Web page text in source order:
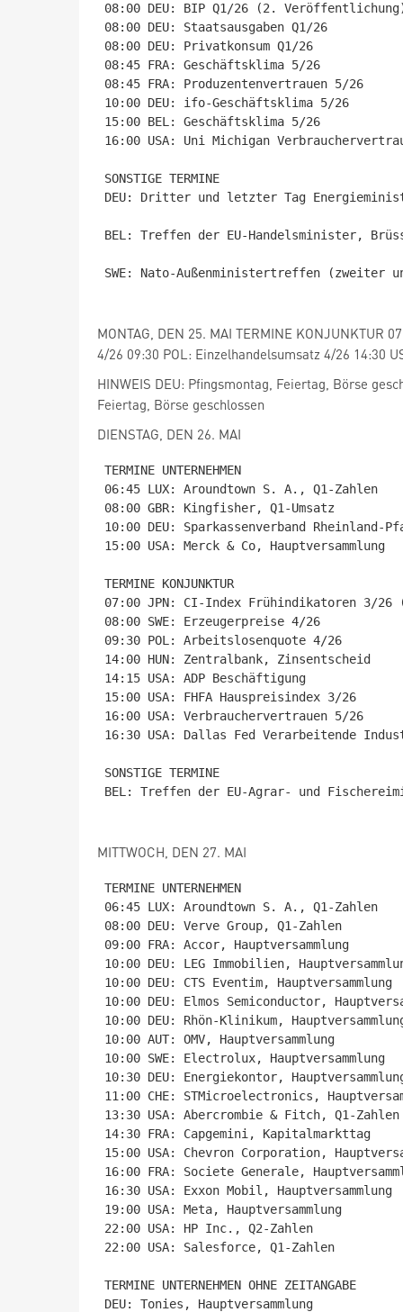
08:00 DEU: BIP Q1/26 (2.
08:00 DEU: Staatsausgaben Q1/26
08:00 DEU: Privatkonsum Q1/26
08:45 FRA: Geschäftsklima 5/26
08:45 FRA: Produzentenvertrauen 5/26
10:00 DEU: ifo-Geschäftsklima 5/26
15:00 BEL: Geschäftsklima 5/26
16:00 USA: Uni Michigan
SONSTIGE TERMINE
DEU: Dritter und letzter Tag
BEL: Treffen der EU-Handelsminister,
SWE: Nato-Außenministertreffen (zweiter
MONTAG, DEN 25. MAI TERMINE KONJUNKTUR
4/26 09:30 POL: Einzelhandelsumsatz 4/26 14:30
HINWEIS DEU: Pfingsmontag, Feiertag, Börse
Feiertag, Börse geschlossen
DIENSTAG, DEN 26. MAI
TERMINE UNTERNEHMEN
06:45 LUX: Aroundtown S. A., Q1-Zahlen
08:00 GBR: Kingfisher, Q1-Umsatz
10:00 DEU: Sparkassenverband Rheinland-
15:00 USA: Merck & Co, Hauptversammlung
TERMINE KONJUNKTUR
07:00 JPN: CI-Index Frühindikatoren 3/26
08:00 SWE: Erzeugerpreise 4/26
09:30 POL: Arbeitslosenquote 4/26
14:00 HUN: Zentralbank, Zinsentscheid
14:15 USA: ADP Beschäftigung
15:00 USA: FHFA Hauspreisindex 3/26
16:00 USA: Verbrauchervertrauen 5/26
16:30 USA: Dallas Fed Verarbeitende
SONSTIGE TERMINE
BEL: Treffen der EU-Agrar- und
MITTWOCH, DEN 27. MAI
TERMINE UNTERNEHMEN
06:45 LUX: Aroundtown S. A., Q1-Zahlen
08:00 DEU: Verve Group, Q1-Zahlen
09:00 FRA: Accor, Hauptversammlung
10:00 DEU: LEG Immobilien,
10:00 DEU: CTS Eventim, Hauptversammlung
10:00 DEU: Elmos Semiconductor,
10:00 DEU: Rhön-Klinikum,
10:00 AUT: OMV, Hauptversammlung
10:00 SWE: Electrolux, Hauptversammlung
10:30 DEU: Energiekontor,
11:00 CHE: STMicroelectronics,
13:30 USA: Abercrombie & Fitch, Q1-Zahlen
14:30 FRA: Capgemini, Kapitalmarkttag
15:00 USA: Chevron Corporation,
16:00 FRA: Societe Generale,
16:30 USA: Exxon Mobil, Hauptversammlung
19:00 USA: Meta, Hauptversammlung
22:00 USA: HP Inc., Q2-Zahlen
22:00 USA: Salesforce, Q1-Zahlen
TERMINE UNTERNEHMEN OHNE ZEITANGABE
DEU: Tonies, Hauptversammlung